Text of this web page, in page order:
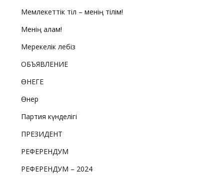
Мемлекеттік тіл – менің тілім!
Менің қалам!
Мерекелік лебіз
ОБЪЯВЛЕНИЕ
ӨНЕГЕ
Өнер
Партия күнделігі
ПРЕЗИДЕНТ
РЕФЕРЕНДУМ
РЕФЕРЕНДУМ – 2024